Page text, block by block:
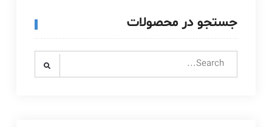
جستجو در محصولات
Search